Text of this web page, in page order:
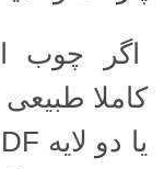
اگر چوب
کاملا